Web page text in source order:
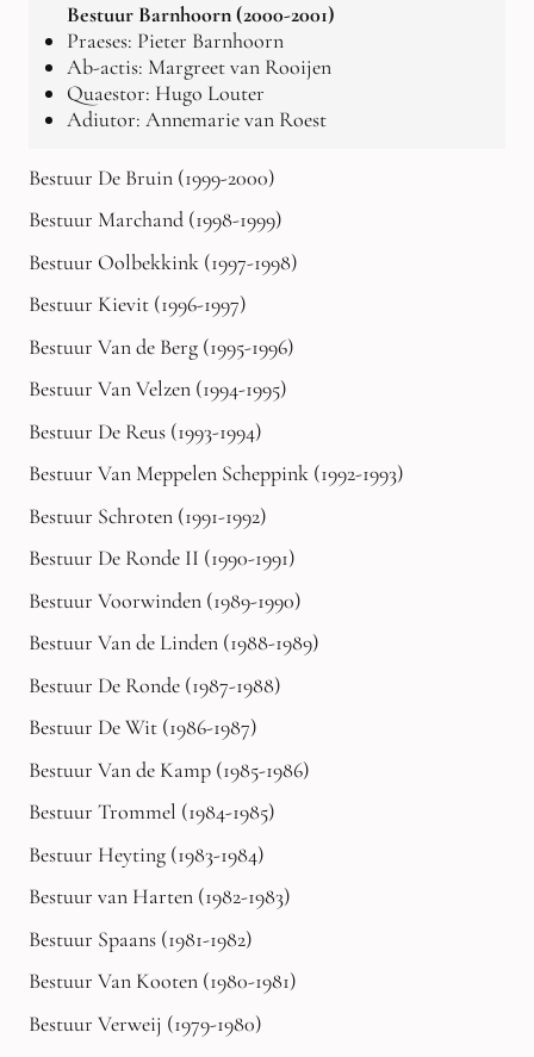
Bestuur Barnhoorn (2000-2001)
Praeses: Pieter Barnhoorn
Ab-actis: Margreet van Rooijen
Quaestor: Hugo Louter
Adiutor: Annemarie van Roest
Bestuur De Bruin (1999-2000)
Bestuur Marchand (1998-1999)
Bestuur Oolbekkink (1997-1998)
Bestuur Kievit (1996-1997)
Bestuur Van de Berg (1995-1996)
Bestuur Van Velzen (1994-1995)
Bestuur De Reus (1993-1994)
Bestuur Van Meppelen Scheppink (1992-1993)
Bestuur Schroten (1991-1992)
Bestuur De Ronde II (1990-1991)
Bestuur Voorwinden (1989-1990)
Bestuur Van de Linden (1988-1989)
Bestuur De Ronde (1987-1988)
Bestuur De Wit (1986-1987)
Bestuur Van de Kamp (1985-1986)
Bestuur Trommel (1984-1985)
Bestuur Heyting (1983-1984)
Bestuur van Harten (1982-1983)
Bestuur Spaans (1981-1982)
Bestuur Van Kooten (1980-1981)
Bestuur Verweij (1979-1980)